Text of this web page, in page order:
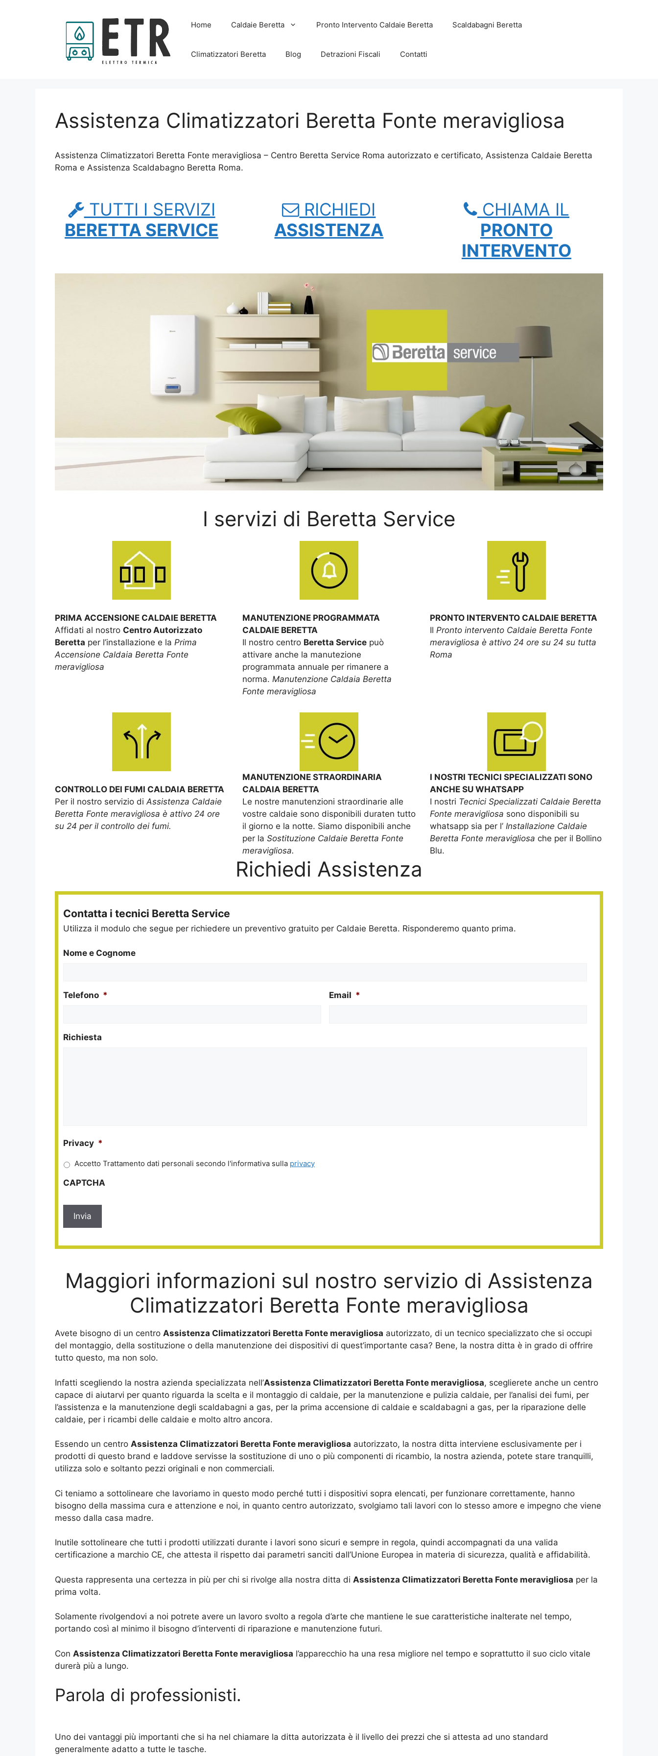
Home Caldaie Beretta Pronto Intervento Caldaie Beretta Scaldabagni Beretta
Climatizzatori Beretta Blog Detrazioni Fiscali Contatti
Assistenza Climatizzatori Beretta Fonte meravigliosa
Assistenza Climatizzatori Beretta Fonte meravigliosa – Centro Beretta Service Roma autorizzato e certificato, Assistenza Caldaie Beretta
Roma e Assistenza Scaldabagno Beretta Roma.
TUTTI I SERVIZI
BERETTA SERVICE
RICHIEDI
ASSISTENZA
CHIAMA IL
PRONTO
INTERVENTO
I servizi di Beretta Service
PRIMA ACCENSIONE CALDAIE BERETTA
Affidati al nostro Centro Autorizzato
Beretta per l’installazione e la Prima
Accensione Caldaia Beretta Fonte
meravigliosa
MANUTENZIONE PROGRAMMATA
CALDAIE BERETTA
Il nostro centro Beretta Servicepuò
attivare anche la manutezione
programmata annuale per rimanere a
norma. Manutenzione Caldaia Beretta
Fonte meravigliosa
PRONTO INTERVENTO CALDAIE BERETTA
Il Pronto intervento Caldaie Beretta Fonte
meravigliosa è attivo 24 ore su 24 su tutta
Roma
CONTROLLO DEI FUMI CALDAIA BERETTA
Per il nostro servizio di Assistenza Caldaie
Beretta Fonte meravigliosa è attivo 24 ore
su 24 per il controllo dei fumi.
MANUTENZIONE STRAORDINARIA
CALDAIA BERETTA
Le nostre manutenzioni straordinarie alle
vostre caldaie sono disponibili duraten tutto
il giorno e la notte. Siamo disponibili anche
per la Sostituzione Caldaie Beretta Fonte
meravigliosa.
I NOSTRI TECNICI SPECIALIZZATI SONO
ANCHE SU WHATSAPP
I nostri Tecnici Specializzati Caldaie Beretta
Fonte meravigliosa sono disponibili su
whatsapp sia per l’ Installazione Caldaie
Beretta Fonte meravigliosa che per il Bollino
Blu.
Richiedi Assistenza
Contatta i tecnici Beretta Service
Utilizza il modulo che segue per richiedere un preventivo gratuito per Caldaie Beretta. Risponderemo quanto prima.
Nome e Cognome
Telefono * Email *
Richiesta
Privacy *
Accetto Trattamento dati personali secondo l'informativa sulla privacy
CAPTCHA
Maggiori informazioni sul nostro servizio di Assistenza
Climatizzatori Beretta Fonte meravigliosa
Avete bisogno di un centro Assistenza Climatizzatori Beretta Fonte meravigliosa autorizzato, di un tecnico specializzato che si occupi
del montaggio, della sostituzione o della manutenzione dei dispositivi di quest’importante casa? Bene, la nostra ditta è in grado di offrire
tutto questo, ma non solo.
Infatti scegliendo la nostra azienda specializzata nell’Assistenza Climatizzatori Beretta Fonte meravigliosa, sceglierete anche un centro
capace di aiutarvi per quanto riguarda la scelta e il montaggio di caldaie, per la manutenzione e pulizia caldaie, per l’analisi dei fumi, per
l’assistenza e la manutenzione degli scaldabagni a gas, per la prima accensione di caldaie e scaldabagni a gas, per la riparazione delle
caldaie, per i ricambi delle caldaie e molto altro ancora.
Essendo un centro Assistenza Climatizzatori Beretta Fonte meravigliosa autorizzato, la nostra ditta interviene esclusivamente per i
prodotti di questo brand e laddove servisse la sostituzione di uno o più componenti di ricambio, la nostra azienda, potete stare tranquilli,
utilizza solo e soltanto pezzi originali e non commerciali.
Ci teniamo a sottolineare che lavoriamo in questo modo perché tutti i dispositivi sopra elencati, per funzionare correttamente, hanno
bisogno della massima cura e attenzione e noi, in quanto centro autorizzato, svolgiamo tali lavori con lo stesso amore e impegno che viene
messo dalla casa madre.
Inutile sottolineare che tutti i prodotti utilizzati durante i lavori sono sicuri e sempre in regola, quindi accompagnati da una valida
certificazione a marchio CE, che attesta il rispetto dai parametri sanciti dall’Unione Europea in materia di sicurezza, qualità e affidabilità.
Questa rappresenta una certezza in più per chi si rivolge alla nostra ditta di Assistenza Climatizzatori Beretta Fonte meravigliosa per la
prima volta.
Solamente rivolgendovi a noi potrete avere un lavoro svolto a regola d’arte che mantiene le sue caratteristiche inalterate nel tempo,
portando così al minimo il bisogno d’interventi di riparazione e manutenzione futuri.
Con Assistenza Climatizzatori Beretta Fonte meravigliosa l’apparecchio ha una resa migliore nel tempo e soprattutto il suo ciclo vitale
durerà più a lungo.
Parola di professionisti.
Uno dei vantaggi più importanti che si ha nel chiamare la ditta autorizzata è il livello dei prezzi che si attesta ad uno standard
generalmente adatto a tutte le tasche.